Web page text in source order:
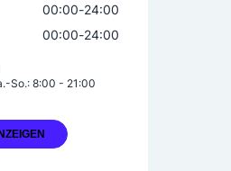
00:00-24:00
00:00-24:00
So.: 8:00 - 21:00